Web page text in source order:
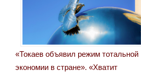
«Токаев объявил режим тотальной
экономии в стране». «Хватит